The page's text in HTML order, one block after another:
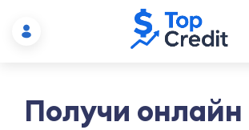
Получи